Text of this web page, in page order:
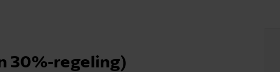
30%-regeling)